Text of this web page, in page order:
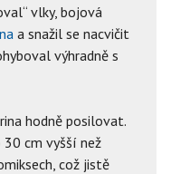
vlky, bojová
a snažil se nacvičit
výhradně s
hodně posilovat.
cm vyšší než
což jistě